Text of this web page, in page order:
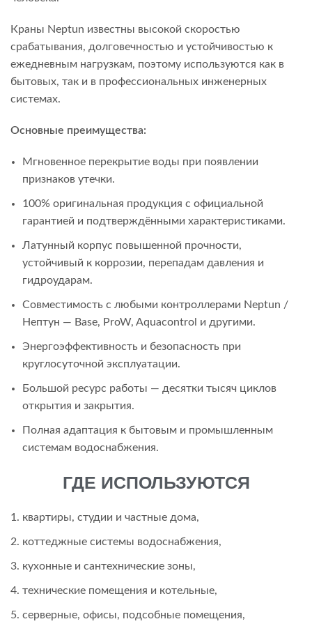
Краны Neptun известны высокой скоростью
срабатывания, долговечностью и устойчивостью к
ежедневным нагрузкам, поэтому используются как в
бытовых, так и в профессиональных инженерных
системах.
Основные преимущества:
Мгновенное перекрытие воды при появлении
признаков утечки.
100% оригинальная продукция с официальной
гарантией и подтверждёнными характеристиками.
Латунный корпус повышенной прочности,
устойчивый к коррозии, перепадам давления и
гидроударам.
Совместимость с любыми контроллерами Neptun /
Нептун — Base, ProW, Aquacontrol и другими.
Энергоэффективность и безопасность при
круглосуточной эксплуатации.
Большой ресурс работы — десятки тысяч циклов
открытия и закрытия.
Полная адаптация к бытовым и промышленным
системам водоснабжения.
ГДЕ ИСПОЛЬЗУЮТСЯ
квартиры, студии и частные дома,
коттеджные системы водоснабжения,
кухонные и сантехнические зоны,
технические помещения и котельные,
серверные, офисы, подсобные помещения,